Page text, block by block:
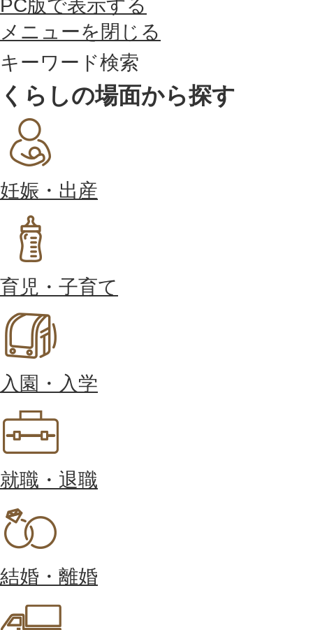
PC版で表示する
メニューを閉じる
キーワード検索
くらしの場面から探す
妊娠・出産
育児・子育て
入園・入学
就職・退職
結婚・離婚